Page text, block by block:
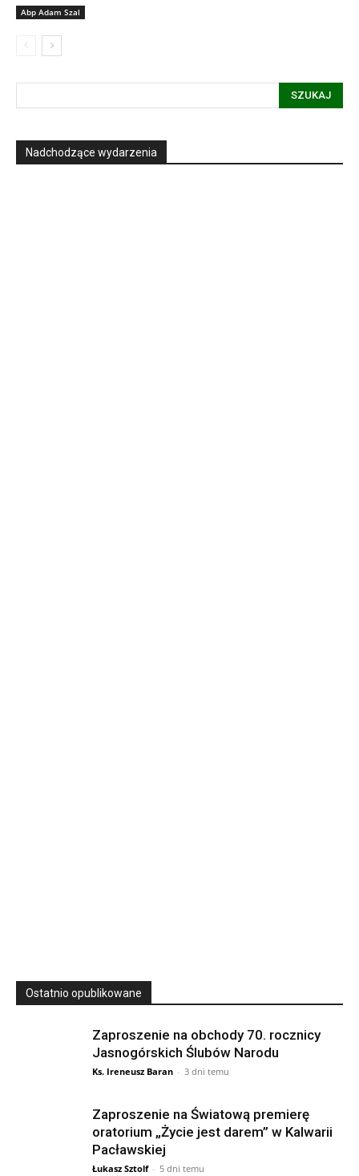
Abp Adam Szal
SZUKAJ
Nadchodzące wydarzenia
Ostatnio opublikowane
Zaproszenie na obchody 70. rocznicy
Jasnogórskich Ślubów Narodu
Ks. Ireneusz Baran - 3 dni temu
Zaproszenie na Światową premierę
oratorium „Życie jest darem” w Kalwarii
Pacławskiej
Łukasz Sztolf - 5 dni temu